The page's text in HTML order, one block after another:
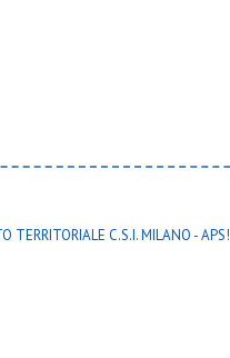
C.S.I. MILANO - APS!